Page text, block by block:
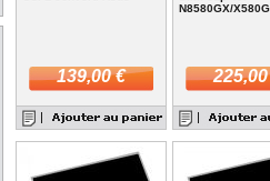
139,00 €
N8580GX/